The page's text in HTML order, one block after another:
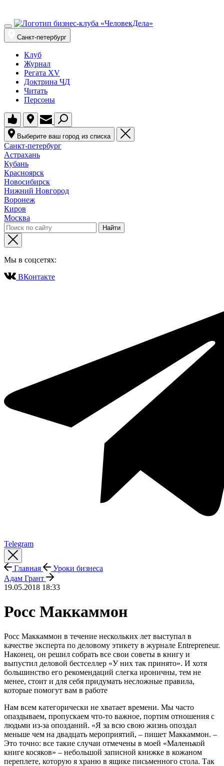
Санкт-петербург
Клуб
Журнал
Регата XV
Доктрина ЧД
Читать
Персоны
Выберите ваш город из списка
Санкт-петербург
Астрахань
Кубань
Красноярск
Новосибирск
Нижний Новгород
Воронеж
Киров
Москва
Мы в соцсетях:
ВКонтакте
Telegram
Главная
Уроки бизнеса
Адам Грант
19.05.2018 18:33
Росс Маккаммон
Росс Маккаммон в течение нескольких лет выступал в
качестве эксперта по деловому этикету в журнале Entrepreneur.
Наконец, он решил собрать все свои советы в книгу и
выпустил деловой бестселлер «У них так принято». И хотя
большинство его рекомендаций слегка ироничны, тем не
менее, стоит и для себя придумать несложные правила,
которые помогут вам в работе
Нам всем категорически не хватает времени. Мы часто
опаздываем, пропускаем что-то важное, портим отношения с
людьми из-за опозданий. «Я за всю свою жизнь опоздал
меньше чем на двадцать мероприятий, – пишет Маккаммон. –
Это точно: все такие случаи отмечены в моей «Маленькой
книге косяков» – небольшой записной книжке в кожаном
переплете, которую я храню в ящике письменного стола. Так